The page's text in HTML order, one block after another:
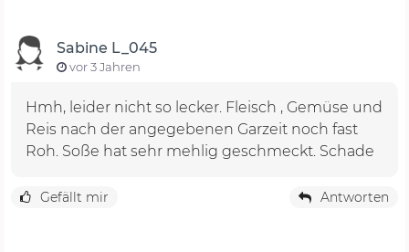
Sabine L_045
vor 3 Jahren
Hmh, leider nicht so lecker. Fleisch , Gemüse und
Reis nach der angegebenen Garzeit noch fast
Roh. Soße hat sehr mehlig geschmeckt. Schade
Gefällt mir Antworten